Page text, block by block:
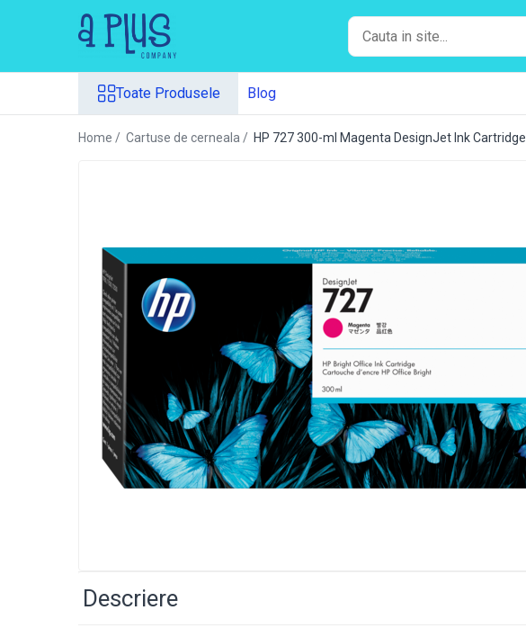
Benzi pentru etichete
Cartuse toner
Toate Produsele Blog
Home / Cartuse de cerneala / HP 727 300-ml Magenta DesignJet Ink Cartridge
Descriere